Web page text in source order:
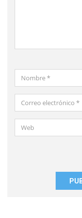
Nombre
*
Correo
electrónico
*Web